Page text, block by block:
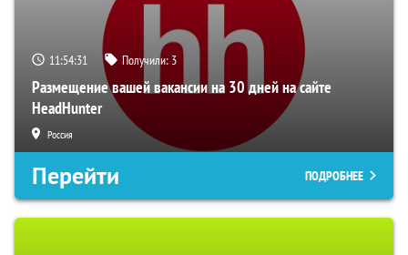
11:54:30 Получили: 3
Размещение вашей вакансии на 30 дней на сайте
HeadHunter
Россия
Перейти ПОДРОБНЕЕ